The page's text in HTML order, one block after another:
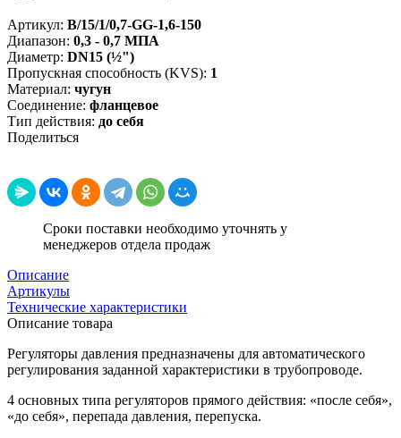
Артикул: B/15/1/0,7-GG-1,6-150
Диапазон: 0,3 - 0,7 МПА
Диаметр: DN15 (½")
Пропускная способность (KVS): 1
Материал: чугун
Соединение: фланцевое
Тип действия: до себя
Поделиться
Сроки поставки необходимо уточнять у
менеджеров отдела продаж
Описание
Артикулы
Технические характеристики
Описание товара
Регуляторы давления предназначены для автоматического
регулирования заданной характеристики в трубопроводе.
4 основных типа регуляторов прямого действия: «после себя»,
«до себя», перепада давления, перепуска.